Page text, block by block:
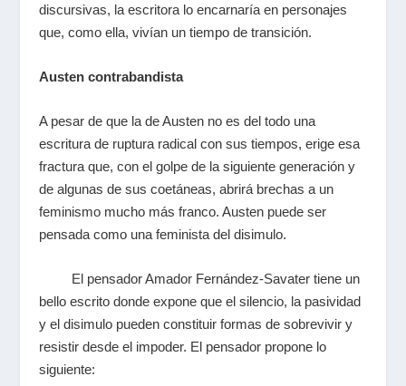
discursivas, la escritora lo encarnaría en personajes
que, como ella, vivían un tiempo de transición.
Austen contrabandista
A pesar de que la de Austen no es del todo una
escritura de ruptura radical con sus tiempos, erige esa
fractura que, con el golpe de la siguiente generación y
de algunas de sus coetáneas, abrirá brechas a un
feminismo mucho más franco. Austen puede ser
pensada como una feminista del disimulo.
El pensador Amador Fernández-Savater tiene un
bello escrito donde expone que el silencio, la pasividad
y el disimulo pueden constituir formas de sobrevivir y
resistir desde el impoder. El pensador propone lo
siguiente: